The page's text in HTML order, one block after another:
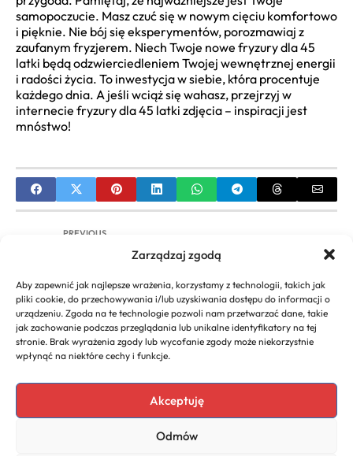
Zarządzaj zgodą
Aby zapewnić jak najlepsze wrażenia, korzystamy z technologii, takich jak
pliki cookie, do przechowywania i/lub uzyskiwania dostępu do informacji o
urządzeniu. Zgoda na te technologie pozwoli nam przetwarzać dane, takie
jak zachowanie podczas przeglądania lub unikalne identyfikatory na tej
stronie. Brak wyrażenia zgody lub wycofanie zgody może niekorzystnie
wpłynąć na niektóre cechy i funkcje.
Akceptuję
Odmów
samopoczucie. Masz czuć się w nowym cięciu komfortowo
i pięknie. Nie bój się eksperymentów, porozmawiaj z
zaufanym fryzjerem. Niech Twoje nowe fryzury dla 45
latki będą odzwierciedleniem Twojej wewnętrznej energii
i radości życia. To inwestycja w siebie, która procentuje
każdego dnia. A jeśli wciąż się wahasz, przejrzyj w
internecie fryzury dla 45 latki zdjęcia – inspiracji jest
mnóstwo!
PREVIOUS
Brąz Sombre Inspiracje: Przewodnik po
NEXT
Fryzury dla Yorka Suczki Długie Włosy:
Pielęgnacja i Stylizacja
Copyright 2026. All rights